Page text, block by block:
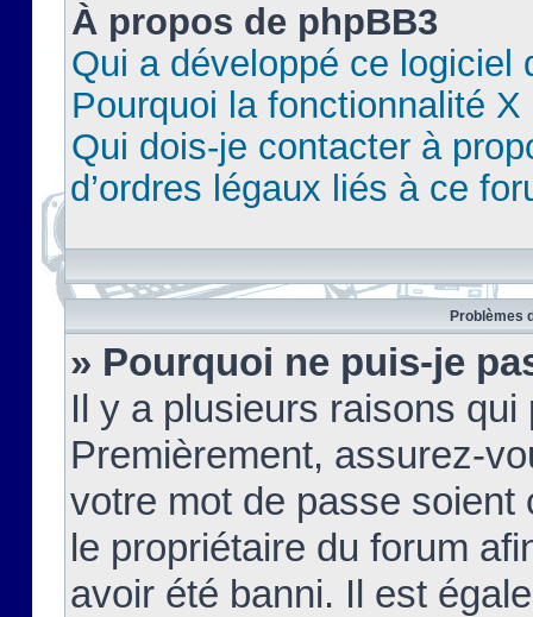
À propos de phpBB3
Qui a développé ce logiciel
Pourquoi la fonctionnalité X
Qui dois-je contacter à
d’ordres légaux liés à ce
Problèmes
» Pourquoi ne puis-je
Il y a plusieurs raisons
Premièrement, assurez-
votre mot de passe soient
le propriétaire du forum
avoir été banni. Il est